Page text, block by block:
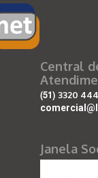
Central
(51) 3320
Janela